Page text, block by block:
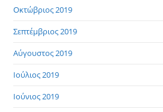
Οκτώβριος 2019
Σεπτέμβριος 2019
Αύγουστος 2019
Ιούλιος 2019
Ιούνιος 2019